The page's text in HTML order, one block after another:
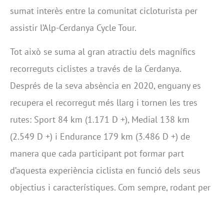
sumat interès entre la comunitat cicloturista per
assistir l’Alp-Cerdanya Cycle Tour.
Tot això se suma al gran atractiu dels magnífics
recorreguts ciclistes a través de la Cerdanya.
Després de la seva absència en 2020, enguany es
recupera el recorregut més llarg i tornen les tres
rutes: Sport 84 km (1.171 D +), Medial 138 km
(2.549 D +) i Endurance 179 km (3.486 D +) de
manera que cada participant pot formar part
d’aquesta experiència ciclista en funció dels seus
objectius i característiques. Com sempre, rodant per